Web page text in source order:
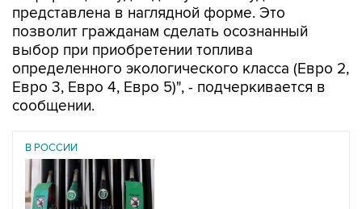
представлена в наглядной форме. Это
позволит гражданам сделать осознанный
выбор при приобретении топлива
определенного экологического класса (Евро 2,
Евро 3, Евро 4, Евро 5)", - подчеркивается в
сообщении.
В РОССИИ